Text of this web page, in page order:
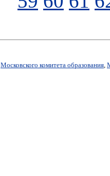
Московского комитета образования,